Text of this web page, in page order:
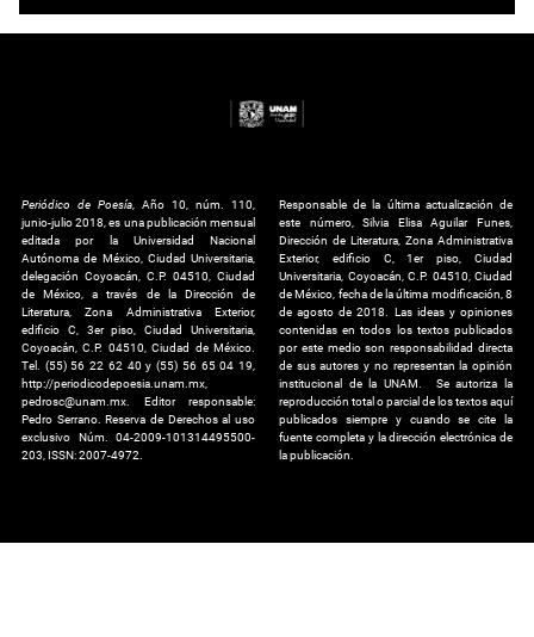
Periódico de Poesía , Año 10, núm. 110,
junio-julio 2018, es una publicación mensual
editada por la Universidad Nacional
Autónoma de México, Ciudad Universitaria,
delegación Coyoacán, C.P. 04510, Ciudad
de México, a través de la Dirección de
Literatura, Zona Administrativa Exterior,
edificio C, 3er piso, Ciudad Universitaria,
Coyoacán, C.P. 04510, Ciudad de México.
Tel. (55) 56 22 62 40 y (55) 56 65 04 19,
http://periodicodepoesia.unam.mx,
pedrosc@unam.mx. Editor responsable:
Pedro Serrano. Reserva de Derechos al uso
exclusivo Núm. 04-2009-101314495500-
203, ISSN: 2007-4972.
Responsable de la última actualización de
este número, Silvia Elisa Aguilar Funes,
Dirección de Literatura, Zona Administrativa
Exterior, edificio C, 1er piso, Ciudad
Universitaria, Coyoacán, C.P. 04510, Ciudad
de México, fecha de la última modificación, 8
de agosto de 2018. Las ideas y opiniones
contenidas en todos los textos publicados
por este medio son responsabilidad directa
de sus autores y no representan la opinión
institucional de la UNAM. Se autoriza la
reproducción total o parcial de los textos aquí
publicados siempre y cuando se cite la
fuente completa y la dirección electrónica de
la publicación.